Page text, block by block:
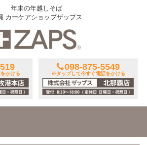
年末の年越しそば
カーケアショップザップス
かける
098-875-5549
※タップして今すぐ電話をかける